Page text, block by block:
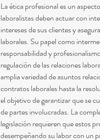
La ética profesional es un
laboralistas deben actuar con
intereses de sus clientes y
laborales. Su papel como
responsabilidad y
regulación de las relaciones
amplia variedad de asuntos
contratos laborales hasta la
el objetivo de garantizar que se
de partes involucradas. La
legislación requieren que estos
desempeñando su labor con un